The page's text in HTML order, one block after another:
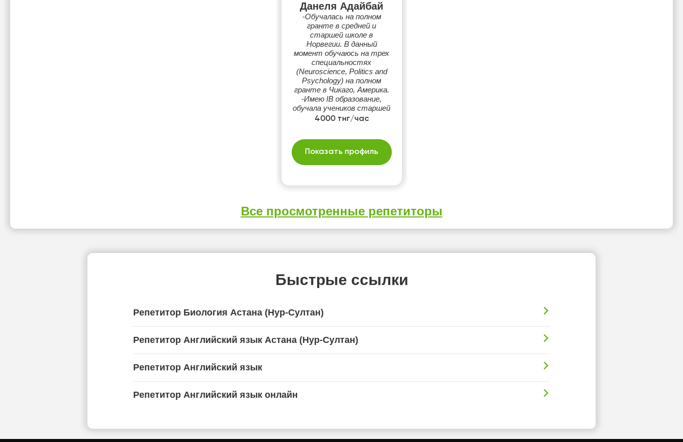
Данеля Адайбай
-Обучалась на полном
гранте в средней и
старшей школе в
Норвегии. В данный
момент обучаюсь на трех
специальностях
(Neuroscience, Politics and
Psychology) на полном
гранте в Чикаго, Америка.
-Имею IB образование,
обучала учеников старшей
школы английским языком
литературу, философию и
психологию.
4000 тнг/час
Показать профиль
Все просмотренные репетиторы
Быстрые ссылки
Репетитор Биология Астана (Нур-Султан)
Репетитор Английский язык Астана (Нур-Султан)
Репетитор Английский язык
Репетитор Английский язык онлайн